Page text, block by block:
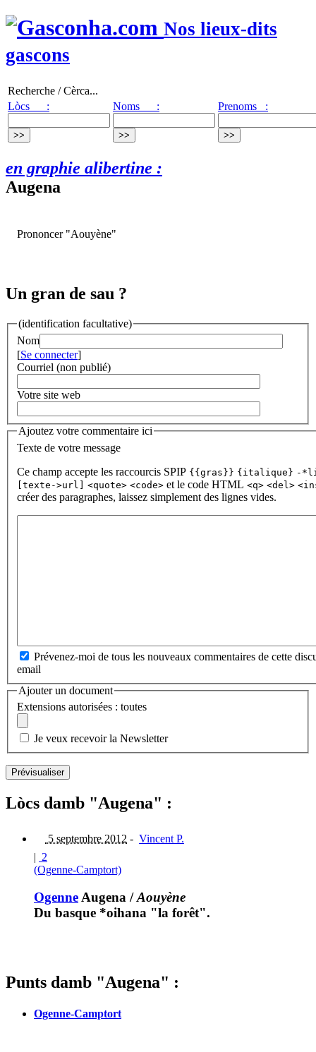
Nos lieux-dits
gascons
Recherche / Cèrca...
Lòcs :
Noms : Prenoms :
en graphie alibertine :
Augena
Prononcer "Aouyène"
Un gran de sau ?
(identification facultative)
Nom
[Se connecter]
Courriel (non publié)
Votre site web
Ajoutez votre commentaire ici
Texte de votre message
Ce champ accepte les raccourcis SPIP {{gras}} {italique} -
[texte->url] <quote> <code> et le code HTML <q> <del>
créer des paragraphes, laissez simplement des lignes vides.
Prévenez-moi de tous les nouveaux commentaires de cette
email
Ajouter un document
Extensions autorisées : toutes
Je veux recevoir la Newsletter
Lòcs damb "Augena" :
5 septembre 2012 - Vincent P.
| 2
(Ogenne-Camptort)
Ogenne Augena /Aouyène
Du basque *oihana "la forêt".
Punts damb "Augena" :
Ogenne-Camptort